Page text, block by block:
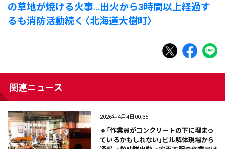
の草地が焼ける火事…出火から3時間以上経過す
るも消防活動続く〈北海道大樹町〉
関連ニュース
2026年4月4日00:35
🔹「作業員がコンクリートの下に埋まっ
ているかもしれない」ビル解体現場から